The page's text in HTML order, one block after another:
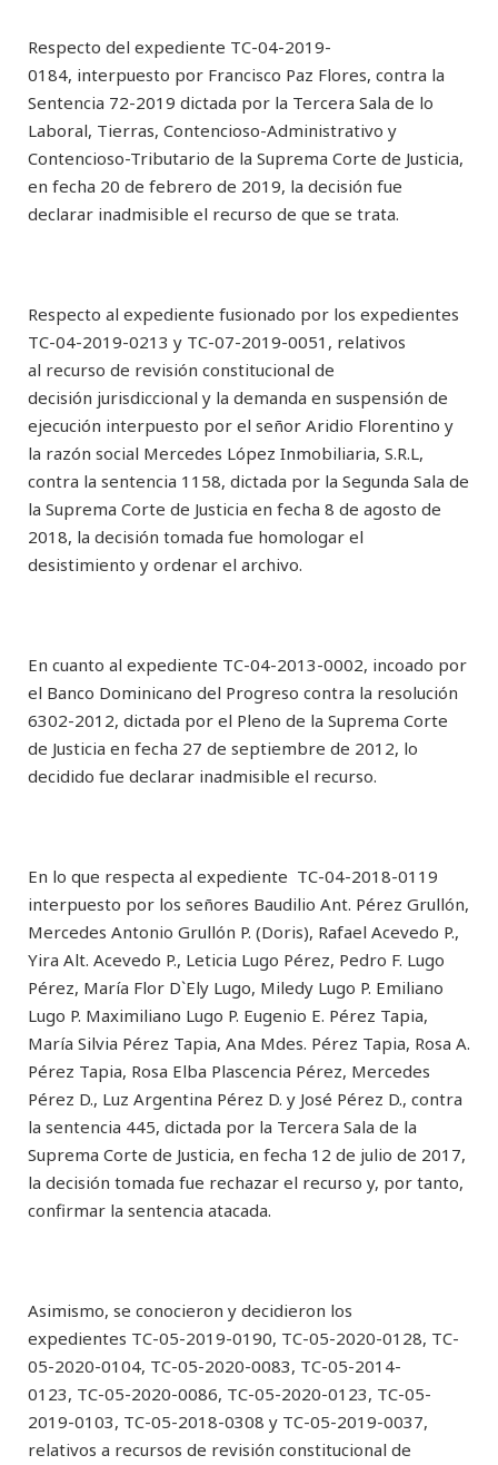
Respecto del expediente TC-04-2019-
0184, interpuesto por Francisco Paz Flores, contra la
Sentencia 72-2019 dictada por la Tercera Sala de lo
Laboral, Tierras, Contencioso-Administrativo y
Contencioso-Tributario de la Suprema Corte de Justicia,
en fecha 20 de febrero de 2019, la decisión fue
declarar inadmisible el recurso de que se trata.
Respecto al expediente fusionado por los expedientes
TC-04-2019-0213 y TC-07-2019-0051, relativos
al recurso de revisión constitucional de
decisión jurisdiccional y la demanda en suspensión de
ejecución interpuesto por el señor Aridio Florentino y
la razón social Mercedes López Inmobiliaria, S.R.L,
contra la sentencia 1158, dictada por la Segunda Sala de
la Suprema Corte de Justicia en fecha 8 de agosto de
2018, la decisión tomada fue homologar el
desistimiento y ordenar el archivo.
En cuanto al expediente TC-04-2013-0002, incoado por
el Banco Dominicano del Progreso contra la resolución
6302-2012, dictada por el Pleno de la Suprema Corte
de Justicia en fecha 27 de septiembre de 2012, lo
decidido fue declarar inadmisible el recurso.
En lo que respecta al expediente TC-04-2018-0119
interpuesto por los señores Baudilio Ant. Pérez Grullón,
Mercedes Antonio Grullón P. (Doris), Rafael Acevedo P.,
Yira Alt. Acevedo P., Leticia Lugo Pérez, Pedro F. Lugo
Pérez, María Flor D`Ely Lugo, Miledy Lugo P. Emiliano
Lugo P. Maximiliano Lugo P. Eugenio E. Pérez Tapia,
María Silvia Pérez Tapia, Ana Mdes. Pérez Tapia, Rosa A.
Pérez Tapia, Rosa Elba Plascencia Pérez, Mercedes
Pérez D., Luz Argentina Pérez D. y José Pérez D., contra
la sentencia 445, dictada por la Tercera Sala de la
Suprema Corte de Justicia, en fecha 12 de julio de 2017,
la decisión tomada fue rechazar el recurso y, por tanto,
confirmar la sentencia atacada.
Asimismo, se conocieron y decidieron los
expedientes TC-05-2019-0190, TC-05-2020-0128, TC-
05-2020-0104, TC-05-2020-0083, TC-05-2014-
0123, TC-05-2020-0086, TC-05-2020-0123, TC-05-
2019-0103, TC-05-2018-0308 y TC-05-2019-0037,
relativos a recursos de revisión constitucional de